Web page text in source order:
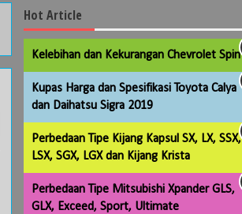
Hot Article
Kelebihan dan Kekurangan Chevrolet Spin
Kupas Harga dan Spesifikasi Toyota Calya
dan Daihatsu Sigra 2019
Perbedaan Tipe Kijang Kapsul SX, LX, SSX,
LSX, SGX, LGX dan Kijang Krista
Perbedaan Tipe Mitsubishi Xpander GLS,
GLX, Exceed, Sport, Ultimate